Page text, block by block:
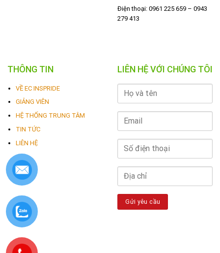
Điện thoại: 0961 225 659 – 0943
279 413
THÔNG TIN
VỀ EC INSPRIDE
GIẢNG VIÊN
HỆ THỐNG TRUNG TÂM
TIN TỨC
LIÊN HỆ
LIÊN HỆ VỚI CHÚNG TÔI